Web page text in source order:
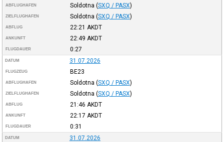
ABFLUGHAFEN Soldotna (SXQ / PASX)
ZIELFLUGHAFEN Soldotna (SXQ / PASX)
ABFLUG 22:21 AKDT
ANKUNFT 22:49 AKDT
FLUGDAUER 0:27
DATUM 31.07.2026
FLUGZEUG BE23
ABFLUGHAFEN Soldotna (SXQ / PASX)
ZIELFLUGHAFEN Soldotna (SXQ / PASX)
ABFLUG 21:46 AKDT
ANKUNFT 22:17 AKDT
FLUGDAUER 0:31
DATUM 31.07.2026